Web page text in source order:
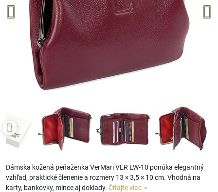
Dámska kožená peňaženka VerMari VER LW-10 ponúka elegantný
vzhľad, praktické členenie a rozmery 13 × 3,5 × 10 cm. Vhodná na
karty, bankovky, mince aj doklady. Čítajte viac